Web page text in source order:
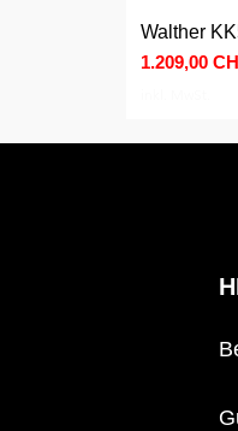
Walther
Preis
1.209,00